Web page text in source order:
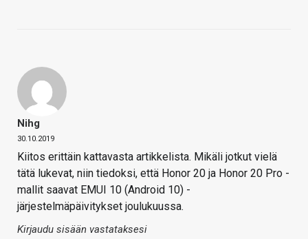
Nihg
30.10.2019
Kiitos erittäin kattavasta artikkelista. Mikäli jotkut vielä
tätä lukevat, niin tiedoksi, että Honor 20 ja Honor 20 Pro -
mallit saavat EMUI 10 (Android 10) -
järjestelmäpäivitykset joulukuussa.
Kirjaudu sisään vastataksesi